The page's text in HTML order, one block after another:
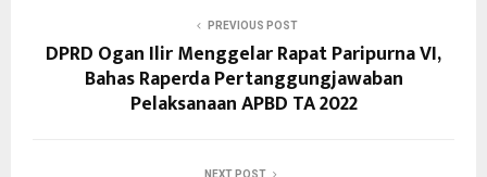
PREVIOUS POST
DPRD Ogan Ilir Menggelar Rapat Paripurna VI,
Bahas Raperda Pertanggungjawaban
Pelaksanaan APBD TA 2022
NEXT POST